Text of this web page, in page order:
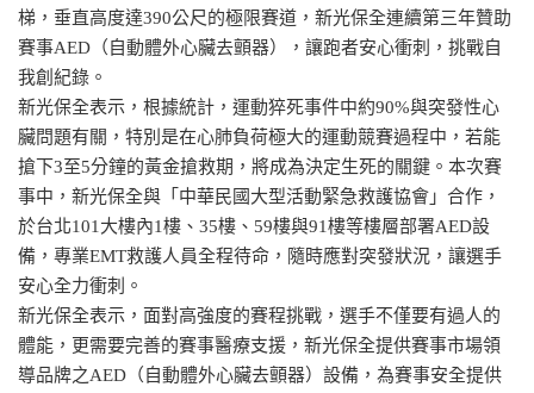
梯，垂直高度達390公尺的極限賽道，新光保全連續第三年贊助
賽事AED（自動體外心臟去顫器），讓跑者安心衝刺，挑戰自
我創紀錄。
新光保全表示，根據統計，運動猝死事件中約90%與突發性心
臟問題有關，特別是在心肺負荷極大的運動競賽過程中，若能
搶下3至5分鐘的黃金搶救期，將成為決定生死的關鍵。本次賽
事中，新光保全與「中華民國大型活動緊急救護協會」合作，
於台北101大樓內1樓、35樓、59樓與91樓等樓層部署AED設
備，專業EMT救護人員全程待命，隨時應對突發狀況，讓選手
安心全力衝刺。
新光保全表示，面對高強度的賽程挑戰，選手不僅要有過人的
體能，更需要完善的賽事醫療支援，新光保全提供賽事市場領
導品牌之AED（自動體外心臟去顫器）設備，為賽事安全提供